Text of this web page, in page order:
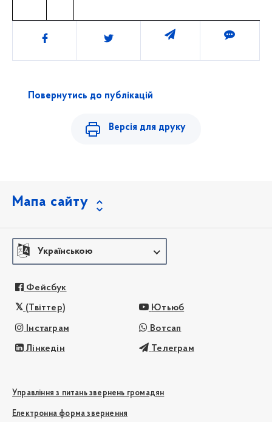
Поділитись
Повернутись до публікацій
Версія для друку
Мапа сайту
Українською
Фейсбук
(Твіттер) Ютьюб
Інстаграм Вотсап
Лінкедін Телеграм
Управління з питань звернень громадян
Електронна форма звернення